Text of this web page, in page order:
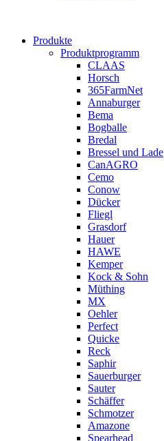
Produkte
Produktprogramm
CLAAS
Horsch
365FarmNet
Annaburger
Bema
Bogballe
Bredal
Bressel und Lade
CanAGRO
Cemo
Conow
Dücker
Fliegl
Grasdorf
Hauer
HAWE
Kemper
Kock & Sohn
Müthing
MX
Oehler
Perfect
Quicke
Reck
Saphir
Sauerburger
Sauter
Schäffer
Schmotzer
Amazone
Spearhead